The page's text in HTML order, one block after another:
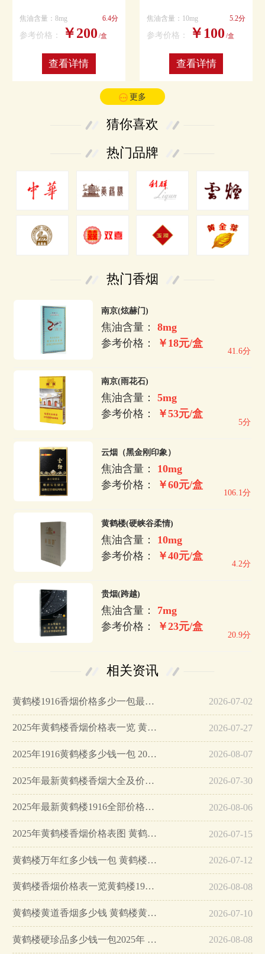
焦油含量：8mg 6.4分
参考价格： ￥200 /盒
查看详情
焦油含量：10mg 5.2分
参考价格： ￥100 /盒
查看详情
更多
猜你喜欢
热门品牌
热门香烟
南京(炫赫门)
焦油含量：8mg
参考价格：
￥18元/盒
41.6分
南京(雨花石)
焦油含量：5mg
参考价格：
￥53元/盒
5分
云烟（黑金刚印象）
焦油含量： 10mg
参考价格：
￥60元/盒
106.1分
黄鹤楼(硬峡谷柔情)
焦油含量： 10mg
参考价格：
￥40元/盒
4.2分
贵烟(跨越)
焦油含量： 7mg
参考价格：
￥23元/盒
20.9分
相关资讯
黄鹤楼1916香烟价格多少一包最新报价… 2026-07-02
2025年黄鹤楼香烟价格表一览 黄鹤楼香烟全部系列价格表2025… 2026-07-27
2025年1916黄鹤楼多少钱一包 2025年黄鹤楼1916全部价格… 2026-08-07
2025年最新黄鹤楼香烟大全及价格 黄鹤楼香烟多少钱一条… 2026-07-30
2025年最新黄鹤楼1916全部价格及图片 黄鹤楼1916硬盒多少钱… 2026-08-06
2025年黄鹤楼香烟价格表图 黄鹤楼香烟怎么样… 2026-07-15
黄鹤楼万年红多少钱一包 黄鹤楼万年红香烟图片及价格… 2026-07-12
黄鹤楼香烟价格表一览黄鹤楼1916 黄鹤楼香烟价格表一览… 2026-08-08
黄鹤楼黄道香烟多少钱 黄鹤楼黄道真假辨别… 2026-07-10
黄鹤楼硬珍品多少钱一包2025年 黄鹤楼硬珍品真假辨认… 2026-08-08